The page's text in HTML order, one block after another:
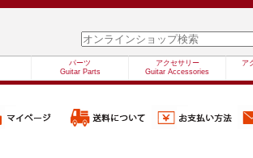
パーツ
Guitar Parts
アクセサリー
Guitar Accessories
ア